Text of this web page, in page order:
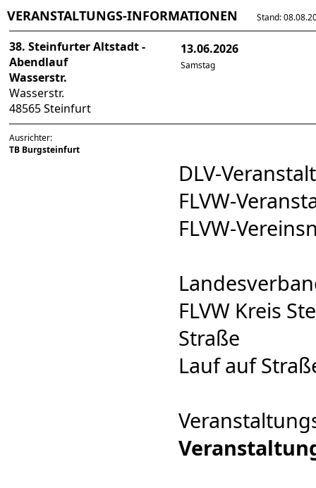
VERANSTALTUNGS-INFORMATIONEN Stand:
38. Steinfurter Altstadt -
Abendlauf
Wasserstr.
Wasserstr.
48565 Steinfurt
13.06.2026
Samstag
Ausrichter:
TB Burgsteinfurt
DLV-
FLVW-
FLVW-
FLVW Kreis
Straße
Lauf auf